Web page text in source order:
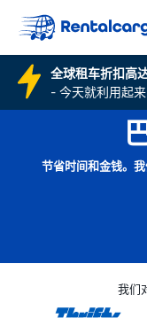
全球租车折扣高
- 今天就利用起来
节省时间和金钱。
我们